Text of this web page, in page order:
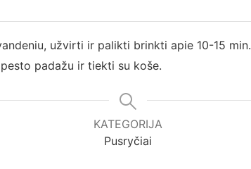
užvirti ir palikti brinkti apie 10-15 min.
padažu ir tiekti su koše.
KATEGORIJA
Pusryčiai